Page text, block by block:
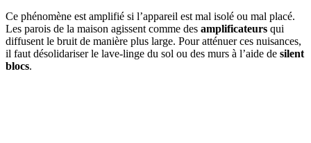
Ce phénomène est amplifié si l’appareil est mal isolé ou mal placé.
Les parois de la maison agissent comme des amplificateurs qui
diffusent le bruit de manière plus large. Pour atténuer ces nuisances,
il faut désolidariser le lave-linge du sol ou des murs à l’aide de silent
blocs.